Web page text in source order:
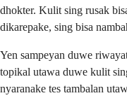
dhokter. Kulit sing rusak
dikarepake, sing bisa
Yen sampeyan duwe
topikal utawa duwe kulit
nyaranake tes tambalan